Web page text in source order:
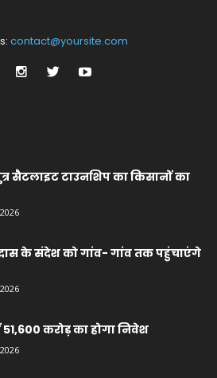
contact@yoursite.com
सैटलाइट टाउनशिप का किसानों का
के संदेश को गांव- गांव तक पहुंचाएंगे
51,600 करोड़ का होगा निवेश